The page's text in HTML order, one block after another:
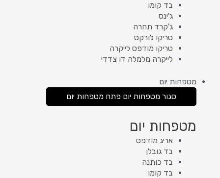
בד קומו
ג'ינס
ג'קרד תחרה
טריקו לורקס
טריקו מודפס לייקרה
לייקרה מלמלה דו צדדי
מטפחות יום
סגור מטפחות יום פתח מטפחות יום
מטפחות יום
אריג מודפס
בד גובלן
בד כותנה
בד קומו